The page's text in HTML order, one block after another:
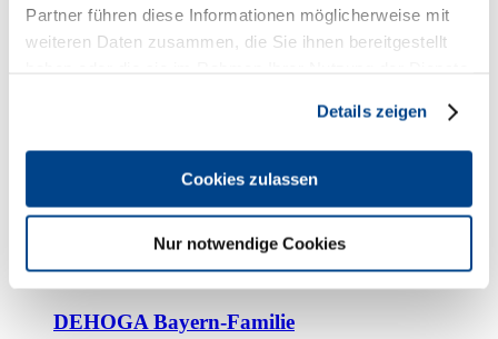
Partner führen diese Informationen möglicherweise mit
weiteren Daten zusammen, die Sie ihnen bereitgestellt
Details zeigen
Cookies zulassen
Nur notwendige Cookies
Kooperationspartner
Tourismusorganisationen
Bayern Tourismus Marketing GmbH
DEHOGA-Familie
Bundesverband
Fachverbände
DEHOGA Bayern-Familie